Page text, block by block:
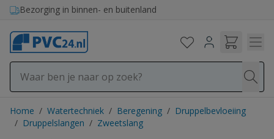
Ga naar de inhoud
Bezorging in binnen- en buitenland
Home / Watertechniek / Beregening / Druppelbevloeiing
/ Druppelslangen / Zweetslang